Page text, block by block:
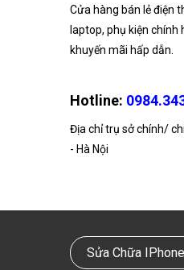
Cửa hàng bán lẻ điện
laptop, phụ kiện
khuyến mãi hấp dẫn.
Hotline:
Địa chỉ trụ sở chính/
- Hà Nội
Sửa Chữa IPhone